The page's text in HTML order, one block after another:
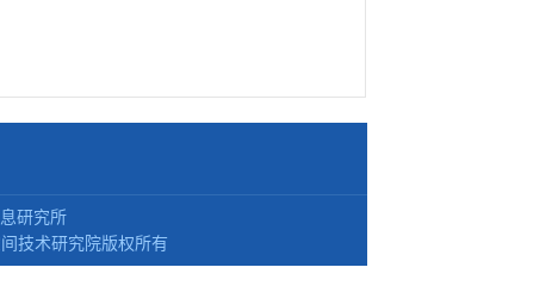
研究所
技术研究院版权所有